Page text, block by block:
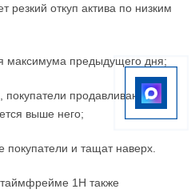
резкий откуп актива по низким
максимума предыдущего дня;
покупатели продавливают
выше него;
и тащат наверх.
таймфрейме 1H также